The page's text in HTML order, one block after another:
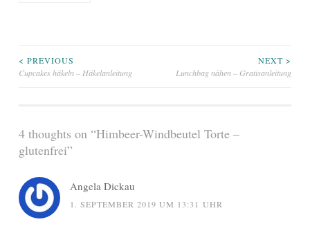
Beitragsnavigation
< PREVIOUS
Cupcakes häkeln – Häkelanleitung
NEXT >
Lunchbag nähen – Gratisanleitung
4 thoughts on “Himbeer-Windbeutel Torte –
glutenfrei”
Angela Dickau
1. SEPTEMBER 2019 UM 13:31 UHR